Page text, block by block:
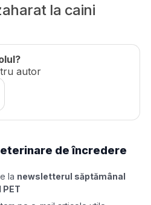
la caini
autor
de încredere
la newsletterul săptămânal